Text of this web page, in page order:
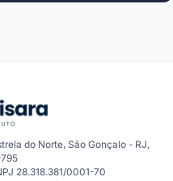
do Norte, São Gonçalo - RJ,
28.318.381/0001-70